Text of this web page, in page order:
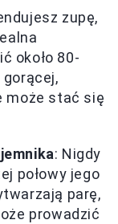
zupę,
około 80-
gorącej,
może stać się
: Nigdy
połowy jego
parę,
prowadzić